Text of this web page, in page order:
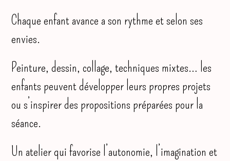
Chaque enfant avance a son rythme et selon ses
envies.
Peinture, dessin, collage, techniques mixtes… les
enfants peuvent développer leurs propres projets
ou s’inspirer des propositions préparées pour la
séance.
Un atelier qui favorise l’autonomie, l’imagination et